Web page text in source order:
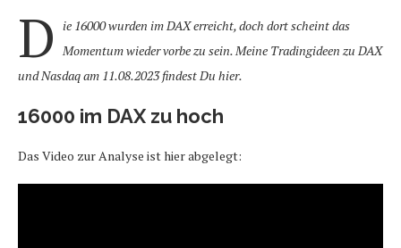
D ie 16000 wurden im DAX erreicht, doch dort scheint das
Momentum wieder vorbe zu sein. Meine Tradingideen zu DAX
und Nasdaq am 11.08.2023 findest Du hier.
16000 im DAX zu hoch
Das Video zur Analyse ist hier abgelegt: